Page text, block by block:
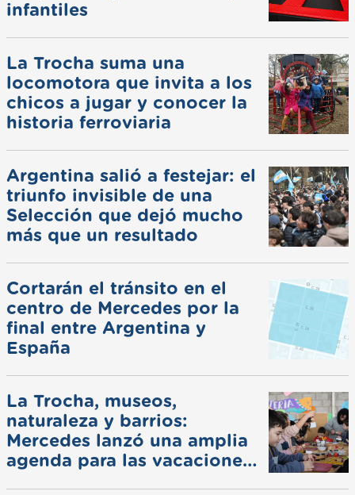
infantiles
La Trocha suma una
locomotora que invita a los
chicos a jugar y conocer la
historia ferroviaria
Argentina salió a festejar: el
triunfo invisible de una
Selección que dejó mucho
más que un resultado
Cortarán el tránsito en el
centro de Mercedes por la
final entre Argentina y
España
La Trocha, museos,
naturaleza y barrios:
Mercedes lanzó una amplia
agenda para las vacaciones